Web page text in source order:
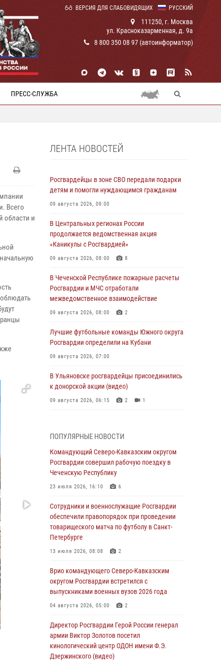
РУССКИЙ
ВЕРСИЯ ДЛЯ СЛАБОВИДЯЩИХ
111250, г. Москва
ул. Красноказарменная, д. 9а
8 800 350 08 97 (автоинформатор)
ПРЕСС-СЛУЖБА
Всего
области и
ЛЕНТА НОВОСТЕЙ
Росгвардейцы в зоне СВО передали подарки
детям и помогли нуждающимся гражданам
09 августа 2026, 09:00
В Центральных регионах России
продолжается ведомственная акция
«Каникулы с Росгвардией»
09 августа 2026, 08:00 8
В Чеченской Республике пожарные расчеты
Росгвардии и МЧС отработали
межведомственное взаимодействие
09 августа 2026, 08:00 2
Лучшие футбольные команды Южного округа
Росгвардии определили на Кубани
09 августа 2026, 07:00
В Ульяновске росгвардейцы присоединились
к донорской акции (видео)
09 августа 2026, 06:15 2 1
Росгвардейцы провели занятие по
стрелковой подготовке для воспитанников
Центра детского, юношеского туризма и
Республики
09 августа 2026, 05:00
Всероссийская ведомственная акции
«Каникулы с Росгвардией проходит в Сибири
Росгвардейцы провели патриотическое
занятие для детей на Поклонной горе в
Москве (видео)
В ЛНР росгвардейцы провели тренировку по
единоборствам для юных воспитанников
спортивной школы
ПОПУЛЯРНЫЕ НОВОСТИ
Командующий Северо-Кавказским округом
Росгвардии совершил рабочую поездку в
Чеченскую Республику
23 июля 2026, 16:10 6
Сотрудники и военнослужащие Росгвардии
обеспечили правопорядок при проведении
товарищеского матча по футболу в Санкт-
Петербурге
13 июля 2026, 08:08 2
Врио командующего Северо-Кавказским
округом Росгвардии встретился с
выпускниками военных вузов 2026 года
04 августа 2026, 05:00 2
Директор Росгвардии Герой России генерал
армии Виктор Золотов посетил
кинологический центр ОДОН имени Ф.Э.
Дзержинского (видео)